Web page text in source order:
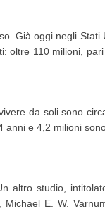
Già oggi negli Stati
oltre 110 milioni,
da soli sono
e 4,2 milioni
altro studio,
E. W.